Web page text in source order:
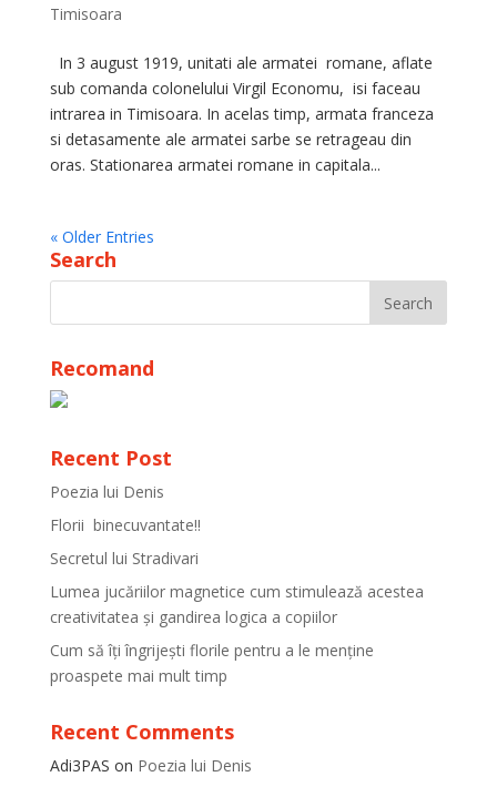
Timisoara
In 3 august 1919, unitati ale armatei romane, aflate
sub comanda colonelului Virgil Economu, isi faceau
intrarea in Timisoara. In acelas timp, armata franceza
si detasamente ale armatei sarbe se retrageau din
oras. Stationarea armatei romane in capitala...
« Older Entries
Search
Recomand
Recent Post
Poezia lui Denis
Florii binecuvantate!!
Secretul lui Stradivari
Lumea jucăriilor magnetice cum stimulează acestea
creativitatea și gandirea logica a copiilor
Cum să îți îngrijești florile pentru a le menține
proaspete mai mult timp
Recent Comments
Adi3PAS on Poezia lui Denis